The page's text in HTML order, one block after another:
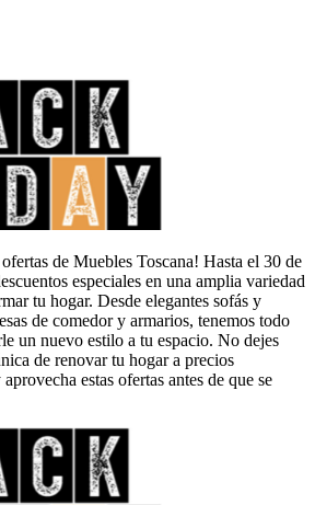
de Muebles Toscana! Hasta el 30 de
especiales en una amplia variedad
tu hogar. Desde elegantes sofás y
de comedor y armarios, tenemos todo
un nuevo estilo a tu espacio. No dejes
de renovar tu hogar a precios
estas ofertas antes de que se